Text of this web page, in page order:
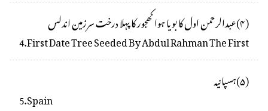
(۴)عبدالرحمن اول کا بویا ہوا کھجور کا پہلا درخت سرزمین اندلس
4.First Date Tree Seeded By Abdul Rahman The First
(۵)ہسپانیہ
5.Spain